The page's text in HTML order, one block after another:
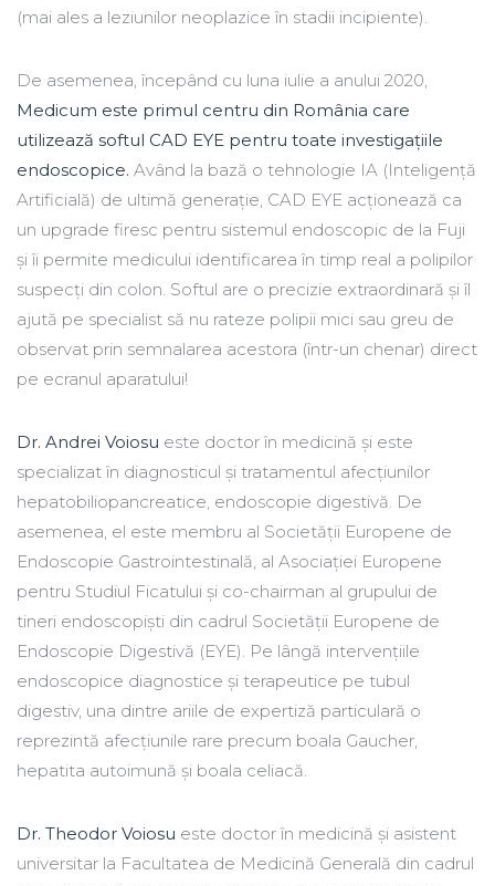
(mai ales a leziunilor neoplazice în stadii incipiente).
De asemenea, începând cu luna iulie a anului 2020,
Medicum este primul centru din România care
utilizează softul CAD EYE pentru toate investigațiile
endoscopice. Având la bază o tehnologie IA (Inteligență
Artificială) de ultimă generație, CAD EYE acționează ca
un upgrade firesc pentru sistemul endoscopic de la Fuji
și îi permite medicului identificarea în timp real a polipilor
suspecți din colon. Softul are o precizie extraordinară și îl
ajută pe specialist să nu rateze polipii mici sau greu de
observat prin semnalarea acestora (într-un chenar) direct
pe ecranul aparatului!
Dr. Andrei Voiosu este doctor în medicină și este
specializat în diagnosticul și tratamentul afecțiunilor
hepatobiliopancreatice, endoscopie digestivă. De
asemenea, el este membru al Societății Europene de
Endoscopie Gastrointestinală, al Asociației Europene
pentru Studiul Ficatului și co-chairman al grupului de
tineri endoscopiști din cadrul Societății Europene de
Endoscopie Digestivă (EYE). Pe lângă intervențiile
endoscopice diagnostice și terapeutice pe tubul
digestiv, una dintre ariile de expertiză particulară o
reprezintă afecțiunile rare precum boala Gaucher,
hepatita autoimună și boala celiacă.
Dr. Theodor Voiosu este doctor în medicină și asistent
universitar la Facultatea de Medicină Generală din cadrul